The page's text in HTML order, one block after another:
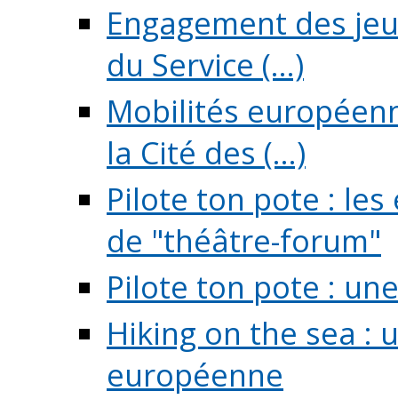
Engagement des
du Service (...)
Mobilités
la Cité des (...)
Pilote ton pote :
de "théâtre-forum"
Pilote ton pote :
Hiking on the sea :
européenne